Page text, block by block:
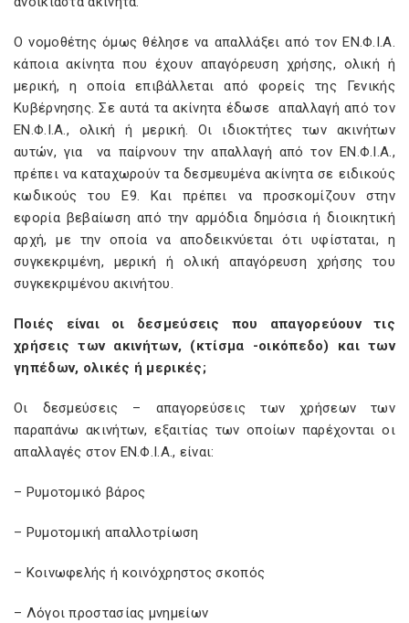
Ο νομοθέτης όμως θέλησε να απαλλάξει από τον ΕΝ.Φ.Ι.Α.
κάποια ακίνητα που έχουν απαγόρευση χρήσης, ολική ή
μερική, η οποία επιβάλλεται από φορείς της Γενικής
Κυβέρνησης. Σε αυτά τα ακίνητα έδωσε απαλλαγή από τον
ΕΝ.Φ.Ι.Α., ολική ή μερική. Οι ιδιοκτήτες των ακινήτων
αυτών, για να παίρνουν την απαλλαγή από τον ΕΝ.Φ.Ι.Α.,
πρέπει να καταχωρούν τα δεσμευμένα ακίνητα σε ειδικούς
κωδικούς του Ε9. Και πρέπει να προσκομίζουν στην
εφορία βεβαίωση από την αρμόδια δημόσια ή διοικητική
αρχή, με την οποία να αποδεικνύεται ότι υφίσταται, η
συγκεκριμένη, μερική ή ολική απαγόρευση χρήσης του
συγκεκριμένου ακινήτου.
Ποιές είναι οι δεσμεύσεις που απαγορεύουν τις
χρήσεις των ακινήτων, (κτίσμα -οικόπεδο) και των
γηπέδων, ολικές ή μερικές;
Οι δεσμεύσεις – απαγορεύσεις των χρήσεων των
παραπάνω ακινήτων, εξαιτίας των οποίων παρέχονται οι
απαλλαγές στον ΕΝ.Φ.Ι.Α., είναι:
– Ρυμοτομικό βάρος
– Ρυμοτομική απαλλοτρίωση
– Κoινωφελής ή κοινόχρηστος σκοπός
– Λόγοι προστασίας μνημείων